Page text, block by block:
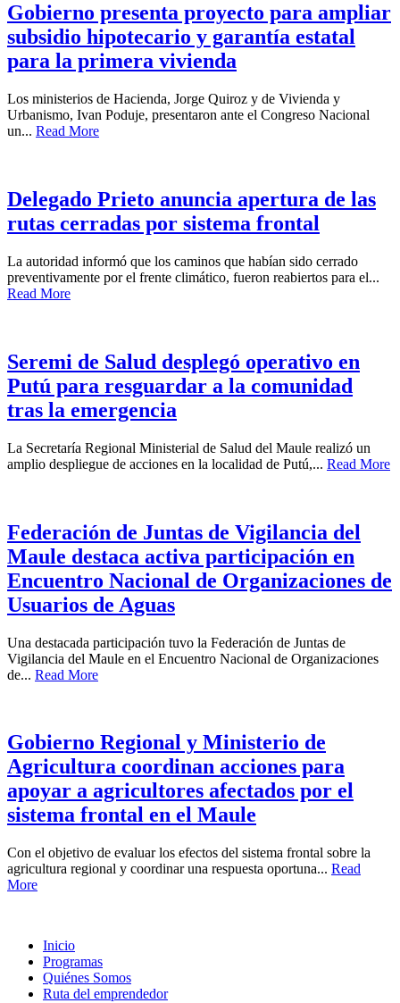
Gobierno presenta proyecto para ampliar
subsidio hipotecario y garantía estatal
para la primera vivienda
Los ministerios de Hacienda, Jorge Quiroz y de Vivienda y
Urbanismo, Ivan Poduje, presentaron ante el Congreso Nacional
un... Read More
Delegado Prieto anuncia apertura de las
rutas cerradas por sistema frontal
La autoridad informó que los caminos que habían sido cerrado
preventivamente por el frente climático, fueron reabiertos para el...
Read More
Seremi de Salud desplegó operativo en
Putú para resguardar a la comunidad
tras la emergencia
La Secretaría Regional Ministerial de Salud del Maule realizó un
amplio despliegue de acciones en la localidad de Putú,... Read More
Federación de Juntas de Vigilancia del
Maule destaca activa participación en
Encuentro Nacional de Organizaciones de
Usuarios de Aguas
Una destacada participación tuvo la Federación de Juntas de
Vigilancia del Maule en el Encuentro Nacional de Organizaciones
de... Read More
Gobierno Regional y Ministerio de
Agricultura coordinan acciones para
apoyar a agricultores afectados por el
sistema frontal en el Maule
Con el objetivo de evaluar los efectos del sistema frontal sobre la
agricultura regional y coordinar una respuesta oportuna... Read
More
Inicio
Programas
Quiénes Somos
Ruta del emprendedor